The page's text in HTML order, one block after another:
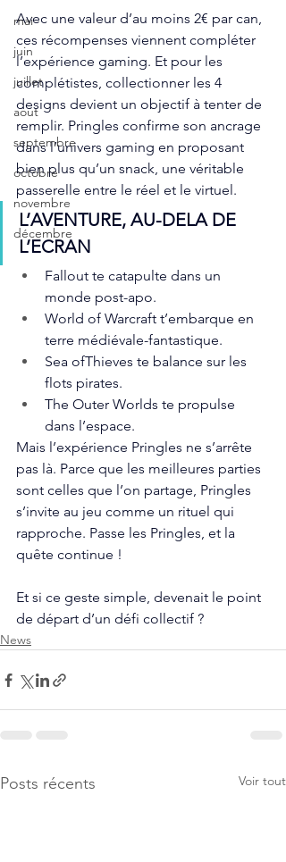
mai
juin
juillet
aout
septembre
octobre
novembre
décembre
Avec une valeur d’au moins 2€ par can,
ces récompenses viennent compléter
l’expérience gaming. Et pour les
complétistes, collectionner les 4
designs devient un objectif à tenter de
remplir. Pringles confirme son ancrage
dans l’univers gaming en proposant
bien plus qu’un snack, une véritable
passerelle entre le réel et le virtuel.
L’AVENTURE, AU-DELA DE
L’ECRAN
Fallout te catapulte dans un
monde post-apo.
World of Warcraft t’embarque en
terre médiévale-fantastique.
Sea ofThieves te balance sur les
flots pirates.
The Outer Worlds te propulse
dans l’espace.
Mais l’expérience Pringles ne s’arrête
pas là. Parce que les meilleures parties
sont celles que l’on partage, Pringles
s’invite au jeu comme un rituel qui
rapproche. Passe les Pringles, et la
quête continue !
Et si ce geste simple, devenait le point
de départ d’un défi collectif ?
News
Posts récents Voir tout